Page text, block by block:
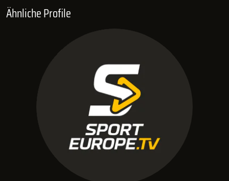
Ähnliche Profile